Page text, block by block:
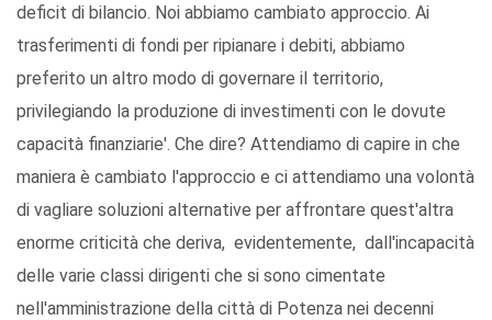
deficit di bilancio. Noi abbiamo cambiato approccio. Ai
trasferimenti di fondi per ripianare i debiti, abbiamo
preferito un altro modo di governare il territorio,
privilegiando la produzione di investimenti con le dovute
capacità finanziarie'. Che dire? Attendiamo di capire in che
maniera è cambiato l'approccio e ci attendiamo una volontà
di vagliare soluzioni alternative per affrontare quest'altra
enorme criticità che deriva, evidentemente, dall'incapacità
delle varie classi dirigenti che si sono cimentate
nell'amministrazione della città di Potenza nei decenni